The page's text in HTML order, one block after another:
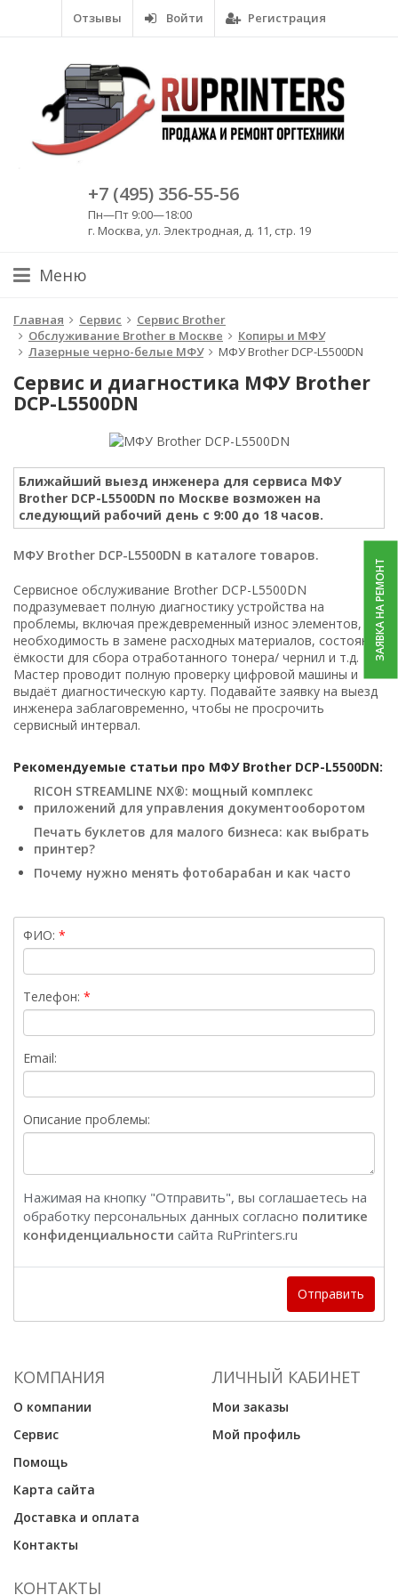
Отзывы Войти Регистрация
+7 (495) 356-55-56
Пн—Пт 9:00—18:00
г. Москва, ул. Электродная, д. 11, стр. 19
Меню
Главная Сервис
Сервис Brother
Обслуживание Brother в Москве
Копиры и МФУ
Лазерные черно-белые МФУ
МФУ Brother DCP-L5500DN
Сервис и диагностика МФУ Brother
DCP-L5500DN
Ближайший выезд инженера для сервиса МФУ
Brother DCP-L5500DN по Москве возможен на
следующий рабочий день с 9:00 до 18 часов.
МФУ Brother DCP-L5500DN в каталоге товаров.
Сервисное обслуживание Brother DCP-L5500DN
подразумевает полную диагностику устройства на
проблемы, включая преждевременный износ элементов,
необходимость в замене расходных материалов, состояние
ёмкости для сбора отработанного тонера/ чернил и т.д.
Мастер проводит полную проверку цифровой машины и
выдаёт диагностическую карту. Подавайте заявку на выезд
инженера заблаговременно, чтобы не просрочить
сервисный интервал.
Рекомендуемые статьи про МФУ Brother DCP-L5500DN:
RICOH STREAMLINE NX®: мощный комплекс
приложений для управления документооборотом
Печать буклетов для малого бизнеса: как выбрать
принтер?
Почему нужно менять фотобарабан и как часто
ФИО:
Телефон:
Email:
Описание проблемы:
Нажимая на кнопку "Отправить", вы соглашаетесь на
обработку персональных данных согласно политике
конфиденциальности сайта RuPrinters.ru
Отправить
ЗАЯВКА НА РЕМОНТ
КОМПАНИЯ
О компании
Сервис
Помощь
Карта сайта
Доставка и оплата
Контакты
ЛИЧНЫЙ КАБИНЕТ
Мои заказы
Мой профиль
КОНТАКТЫ